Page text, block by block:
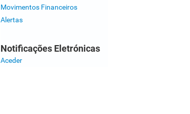
Movimentos Financeiros
Alertas
Notificações Eletrónicas
Aceder